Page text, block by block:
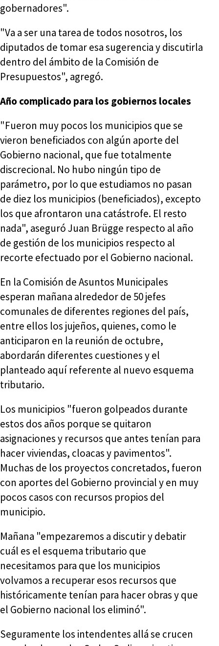
gobernadores".
"Va a ser una tarea de todos nosotros, los
diputados de tomar esa sugerencia y discutirla
dentro del ámbito de la Comisión de
Presupuestos", agregó.
Año complicado para los gobiernos locales
"Fueron muy pocos los municipios que se
vieron beneficiados con algún aporte del
Gobierno nacional, que fue totalmente
discrecional. No hubo ningún tipo de
parámetro, por lo que estudiamos no pasan
de diez los municipios (beneficiados), excepto
los que afrontaron una catástrofe. El resto
nada", aseguró Juan Brügge respecto al año
de gestión de los municipios respecto al
recorte efectuado por el Gobierno nacional.
En la Comisión de Asuntos Municipales
esperan mañana alrededor de 50 jefes
comunales de diferentes regiones del país,
entre ellos los jujeños, quienes, como le
anticiparon en la reunión de octubre,
abordarán diferentes cuestiones y el
planteado aquí referente al nuevo esquema
tributario.
Los municipios "fueron golpeados durante
estos dos años porque se quitaron
asignaciones y recursos que antes tenían para
hacer viviendas, cloacas y pavimentos".
Muchas de los proyectos concretados, fueron
con aportes del Gobierno provincial y en muy
pocos casos con recursos propios del
municipio.
Mañana "empezaremos a discutir y debatir
cuál es el esquema tributario que
necesitamos para que los municipios
volvamos a recuperar esos recursos que
históricamente tenían para hacer obras y que
el Gobierno nacional los eliminó".
Seguramente los intendentes allá se crucen